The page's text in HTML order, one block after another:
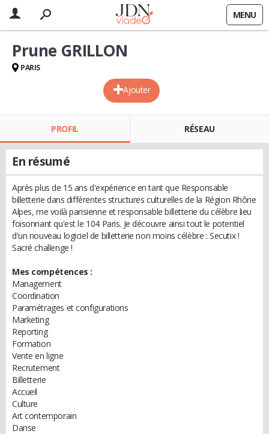
MENU
Ajouter
Prune GRILLON
PARIS
PROFIL RÉSEAU
En résumé
Après plus de 15 ans d'expérience en tant que Responsable
billetterie dans différentes structures culturelles de la Région Rhône
Alpes, me voilà parisienne et responsable billetterie du célèbre lieu
foisonnant qu'est le 104 Paris. Je découvre ainsi tout le potentiel
d'un nouveau logiciel de billetterie non moins célèbre : Secutix !
Sacré challenge !
Mes compétences :
Management
Coordination
Paramétrages et configurations
Marketing
Reporting
Formation
Vente en ligne
Recrutement
Billetterie
Accueil
Culture
Art contemporain
Danse